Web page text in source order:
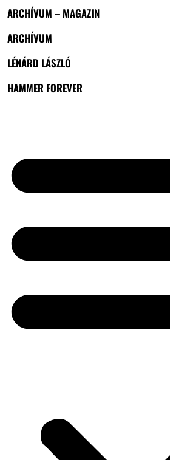
ARCHÍVUM – MAGAZIN
ARCHÍVUM
LÉNÁRD LÁSZLÓ
HAMMER FOREVER